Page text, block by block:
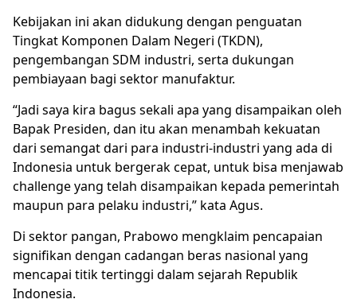
Kebijakan ini akan didukung dengan penguatan
Tingkat Komponen Dalam Negeri (TKDN),
pengembangan SDM industri, serta dukungan
pembiayaan bagi sektor manufaktur.
“Jadi saya kira bagus sekali apa yang disampaikan oleh
Bapak Presiden, dan itu akan menambah kekuatan
dari semangat dari para industri-industri yang ada di
Indonesia untuk bergerak cepat, untuk bisa menjawab
challenge yang telah disampaikan kepada pemerintah
maupun para pelaku industri,” kata Agus.
Di sektor pangan, Prabowo mengklaim pencapaian
signifikan dengan cadangan beras nasional yang
mencapai titik tertinggi dalam sejarah Republik
Indonesia.